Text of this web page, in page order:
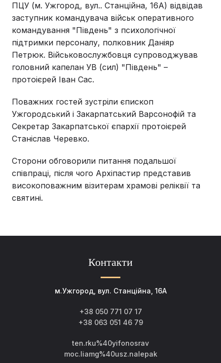
ПЦУ (м. Ужгород, вул.. Станційна, 16А) відвідав
заступник командувача військ оперативного
командування "Південь" з психологічної
підтримки персоналу, полковник Даніяр
Петрюк. Військовослужбовця супроводжував
головний капелан УВ (сил) "Південь" –
протоієрей Іван Сас.
Поважних гостей зустріли єпископ
Ужгородський і Закарпатський Варсонофій та
Секретар Закарпатської єпархії протоієрей
Станіслав Черевко.
Сторони обговорили питання подальшої
співпраці, після чого Архіпастир представив
високоповажним візитерам храмові реліквії та
святині.
Контакти
м.Ужгород, вул. Станційна, 16А
+38 050 771 07 17
+38 063 051 46 79
ten.rku%40yifonosrav
moc.liamg%40usz.nalepak